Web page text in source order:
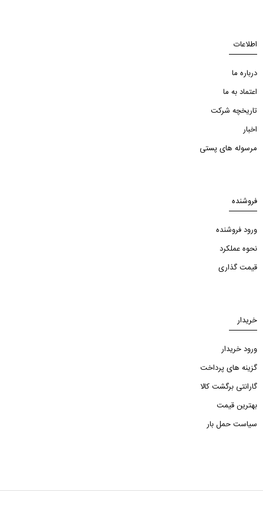
اطلاعات
درباره ما
اعتماد به ما
تاریخچه شرکت
اخبار
مرسوله های پستی
فروشنده
ورود فروشنده
نحوه عملکرد
قیمت گذاری
خریدار
ورود خریدار
گزینه های پرداخت
گارانتی برگشت کالا
بهترین قیمت
سیاست حمل بار